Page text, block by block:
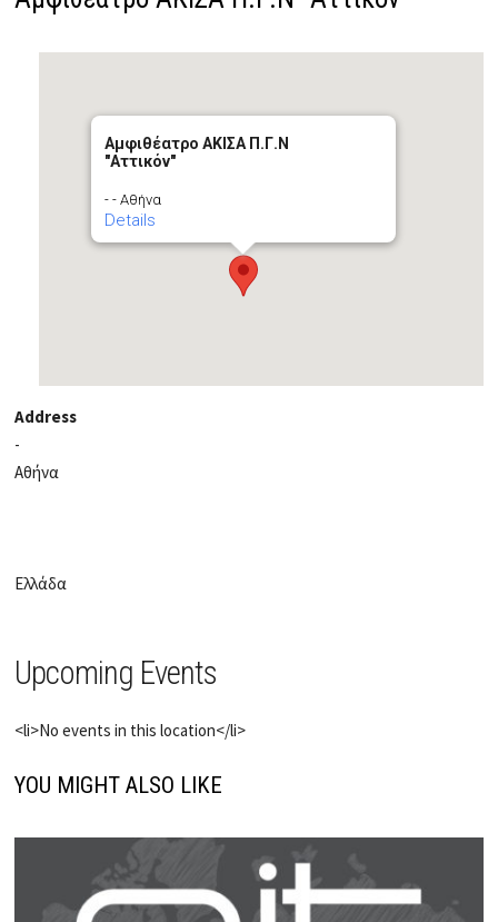
Αμφιθέατρο ΑΚΙΣΑ Π.Γ.Ν
"Aττικόν"
- - Αθήνα
Details
Address
-
Αθήνα
Ελλάδα
Upcoming Events
<li>No events in this location</li>
YOU MIGHT ALSO LIKE